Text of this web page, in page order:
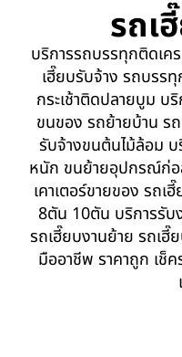
รถเ
บริการรถบรรทุกติดเค
เฮี๊ยบรับจ้าง รถบรร
กระเช้าติดปลายบูม บ
ขนของ รถย้ายบ้าน ร
รับจ้างขนต้นไม้ล้อม
หนัก ขนย้ายอุปกรณ์ก่อ
เคาเตอร์ขายของ รถ
8ตัน 10ตัน บริการรั
รถเฮี๊ยบงานย้าย รถเฮี๊
มืออาชีพ ราคาถูก เช็